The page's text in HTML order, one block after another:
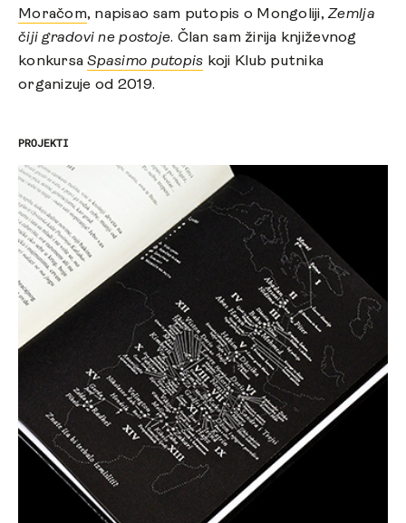
Moračom, napisao sam putopis o Mongoliji,Zemlja
čiji gradovi ne postoje. Član sam žirija književnog
konkursaSpasimo putopis koji Klub putnika
organizuje od 2019.
PROJEKTI